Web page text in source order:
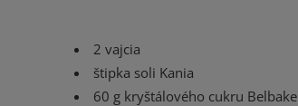
2 vajcia
štipka soli Kania
60 g kryštálového cukru Belbake